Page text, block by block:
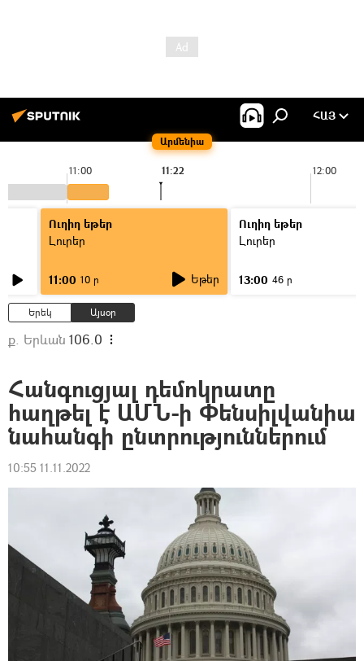
Արմենիա
ՀԱՅ
11:00 12:00
11:22
Ուղիղ եթեր
Լուրեր
11:00 10 ր Եթեր
Ուղիղ եթեր
Լուրեր
13:00 46 ր
Երեկ Այսօր
ք. Երևան 106.0
Հանգուցյալ դեմոկրատը
հաղթել է ԱՄՆ-ի Փենսիլվանիա
նահանգի ընտրություններում
10:55 11.11.2022